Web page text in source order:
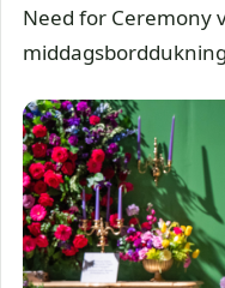
Need for Ceremony